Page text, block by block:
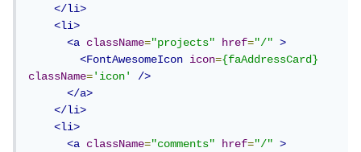
</li>
<li>
<a
className="projects" href="/"
>
<FontAwesomeIcon
icon={faAddressCard}
className='icon'
/>
</a>
</li>
<li>
<a
className="comments" href="/"
>